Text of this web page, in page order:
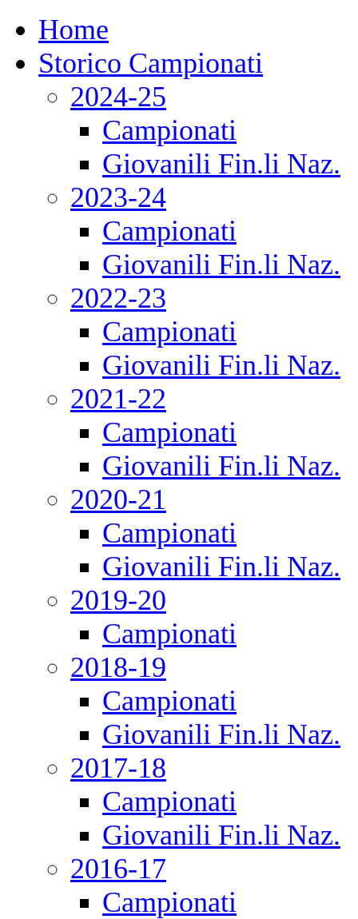
Home
Storico Campionati
2024-25
Campionati
Giovanili Fin.li Naz.
2023-24
Campionati
Giovanili Fin.li Naz.
2022-23
Campionati
Giovanili Fin.li Naz.
2021-22
Campionati
Giovanili Fin.li Naz.
2020-21
Campionati
Giovanili Fin.li Naz.
2019-20
Campionati
2018-19
Campionati
Giovanili Fin.li Naz.
2017-18
Campionati
Giovanili Fin.li Naz.
2016-17
Campionati